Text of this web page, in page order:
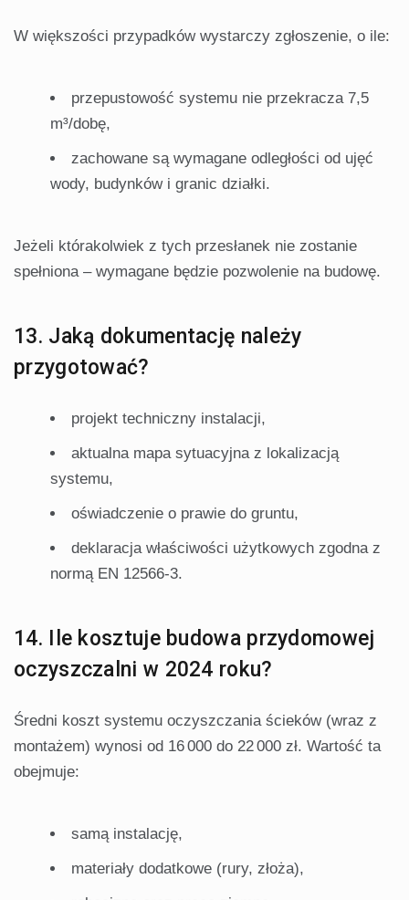
W większości przypadków wystarczy zgłoszenie, o ile:
przepustowość systemu nie przekracza 7,5
m³/dobę,
zachowane są wymagane odległości od ujęć
wody, budynków i granic działki.
Jeżeli którakolwiek z tych przesłanek nie zostanie
spełniona – wymagane będzie pozwolenie na budowę.
13. Jaką dokumentację należy
przygotować?
projekt techniczny instalacji,
aktualna mapa sytuacyjna z lokalizacją
systemu,
oświadczenie o prawie do gruntu,
deklaracja właściwości użytkowych zgodna z
normą EN 12566-3.
14. Ile kosztuje budowa przydomowej
oczyszczalni w 2024 roku?
Średni koszt systemu oczyszczania ścieków (wraz z
montażem) wynosi od 16 000 do 22 000 zł. Wartość ta
obejmuje:
samą instalację,
materiały dodatkowe (rury, złoża),